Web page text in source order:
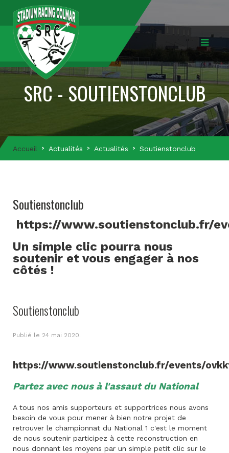
SRC - SOUTIENSTONCLUB
Accueil Actualités Actualités Soutienstonclub
Soutienstonclub
https://www.soutienstonclub.fr/
Un simple clic pourra nous
soutenir et vous engager à nos
côtés !
Soutienstonclub
Publié le 24 mai 2020.
https://www.soutienstonclub.fr/events/
Partez avec nous à l'assaut du National
A tous nos amis supporteurs et supportrices nous avons
besoin de vous pour mener à bien notre projet de
retrouver le championnat du National 1 c'est le moment
de nous soutenir participez à cette reconstruction en
nous donnant les moyens par un simple petit clic sur le